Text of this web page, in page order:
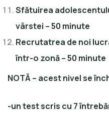
Sfătuirea
vârstei – 50 minute
Recrutatrea de noi
într-o zonă – 50 minute
NOTĂ– acest nivel se
-un test scris cu 7